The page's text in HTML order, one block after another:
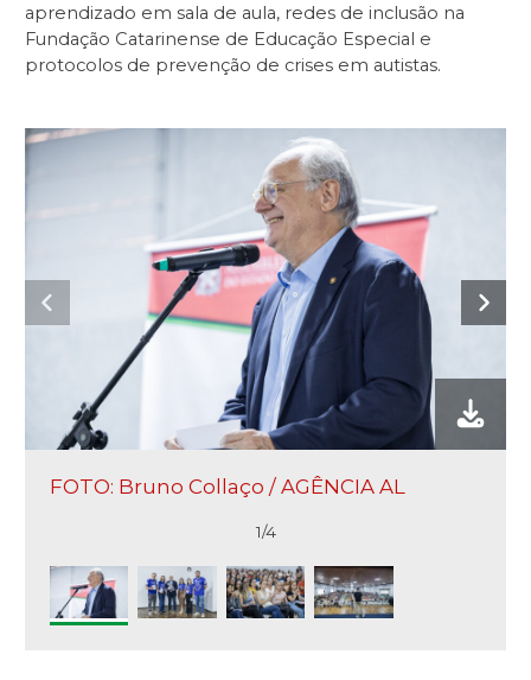
aprendizado em sala de aula, redes de inclusão na
Fundação Catarinense de Educação Especial e
protocolos de prevenção de crises em autistas.
FOTO: Bruno Collaço / AGÊNCIA AL
1/4